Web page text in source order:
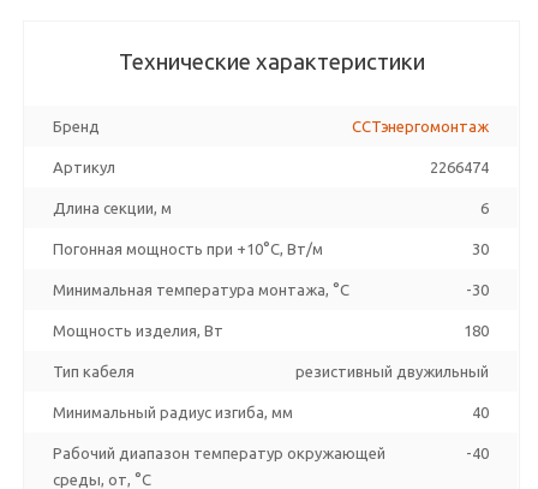
Технические характеристики
Бренд ССТэнергомонтаж
Артикул 2266474
Длина секции, м 6
Погонная мощность при +10°С, Вт/м 30
Минимальная температура монтажа, °C -30
Мощность изделия, Вт 180
Тип кабеля резистивный двужильный
Минимальный радиус изгиба, мм 40
Рабочий диапазон температур окружающей
среды, от, °C
-40